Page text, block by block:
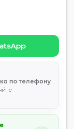
по телефону